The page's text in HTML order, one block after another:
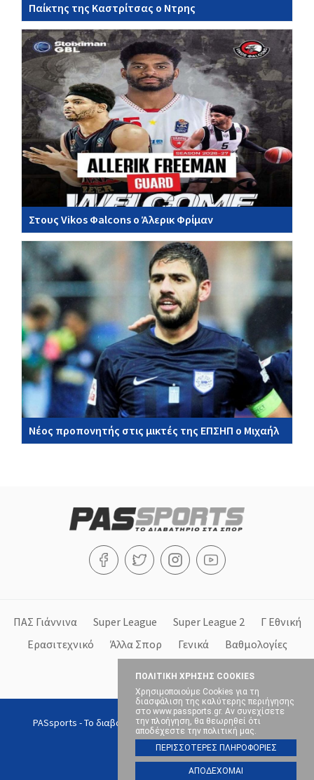
ΠΟΛΙΤΙΚΗ ΧΡΗΣΗΣ COOKIES
Χρησιμοποιούμε Cookies για τη
διασφάλιση της καλύτερης περιήγησης
στο www.passports.gr. Αν συνεχίσετε
την πλοήγηση, θα θεωρηθεί ότι
αποδέχεστε την πολιτική μας.
ΠΕΡΙΣΣΟΤΕΡΕΣ ΠΛΗΡΟΦΟΡΙΕΣ
ΑΠΟΔΕΧΟΜΑΙ
Παίκτης της Καστρίτσας ο Ντρης
Στους Vikos Φalcons ο Άλερικ Φρίμαν
Νέος προπονητής στις μικτές της ΕΠΣΗΠ ο Μιχαήλ
ΠΑΣ Γιάννινα Super League Super League 2
Γ Εθνική
Ερασιτεχνικό
Άλλα Σπορ Γενικά
Βαθμολογίες
PASsports - Το διαβατήριο στα σπορ, Copyright © 2026, All
rights reserved.